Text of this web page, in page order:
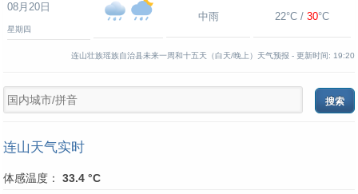
08月20日
星期四
中雨 22°C / 30°C
连山壮族瑶族自治县未来一周和十五天（白天/晚上）天气预报 - 更新时间: 19:20
连山天气实时
体感温度： 33.4 °C